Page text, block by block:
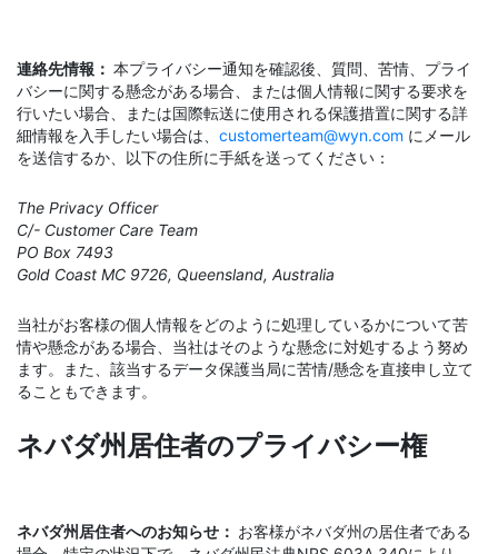
連絡先情報： 本プライバシー通知を確認後、質問、苦情、プライ
バシーに関する懸念がある場合、または個人情報に関する要求を
行いたい場合、または国際転送に使用される保護措置に関する詳
細情報を入手したい場合は、 customerteam@wyn.com にメール
を送信するか、以下の住所に手紙を送ってください：
The Privacy Officer
C/- Customer Care Team
PO Box 7493
Gold Coast MC 9726, Queensland, Australia
当社がお客様の個人情報をどのように処理しているかについて苦
情や懸念がある場合、当社はそのような懸念に対処するよう努め
ます。また、該当するデータ保護当局に苦情/懸念を直接申し立て
ることもできます。
ネバダ州居住者のプライバシー権
ネバダ州居住者へのお知らせ： お客様がネバダ州の居住者である